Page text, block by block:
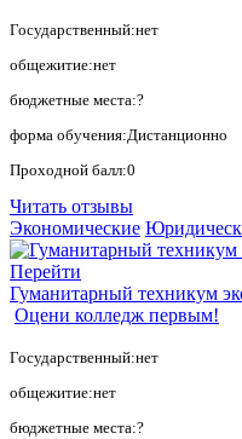
Государственный:нет
общежитие:нет
бюджетные места:?
форма обучения:Дистанционно
Проходной балл:0
Читать отзывы
Экономические
Перейти
Гуманитарный техникум
Оцени колледж первым!
Государственный:нет
общежитие:нет
бюджетные места:?